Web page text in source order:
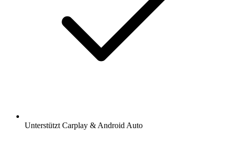
Unterstützt Carplay & Android Auto